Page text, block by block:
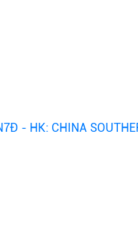
- HK: CHINA